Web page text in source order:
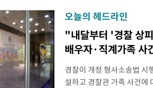
오늘의 헤드라인
"내달부터 '경찰 상
배우자·직계가족 사
경찰이 개정 형사소송법 시
설하고 경찰관 가족 사건에